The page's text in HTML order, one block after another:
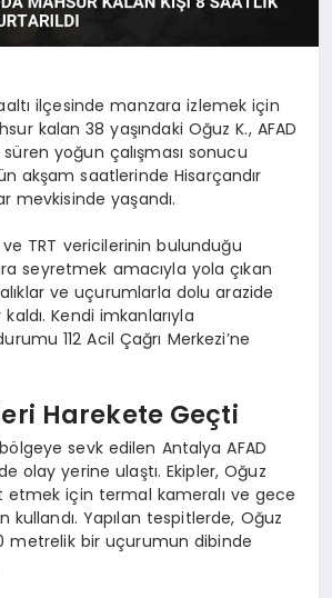
ilçesinde manzara izlemek için
kalan 38 yaşındaki Oğuz K., AFAD
yoğun çalışması sonucu
akşam saatlerinde Hisarçandır
mevkisinde yaşandı.
TRT vericilerinin bulunduğu
seyretmek amacıyla yola çıkan
ve uçurumlarla dolu arazide
Kendi imkanlarıyla
112 Acil Çağrı Merkezi’ne
Harekete Geçti
sevk edilen Antalya AFAD
olay yerine ulaştı. Ekipler, Oğuz
etmek için termal kameralı ve gece
kullandı. Yapılan tespitlerde, Oğuz
metrelik bir uçurumun dibinde